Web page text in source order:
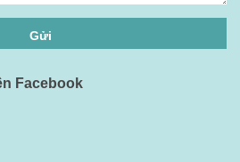
Facebook